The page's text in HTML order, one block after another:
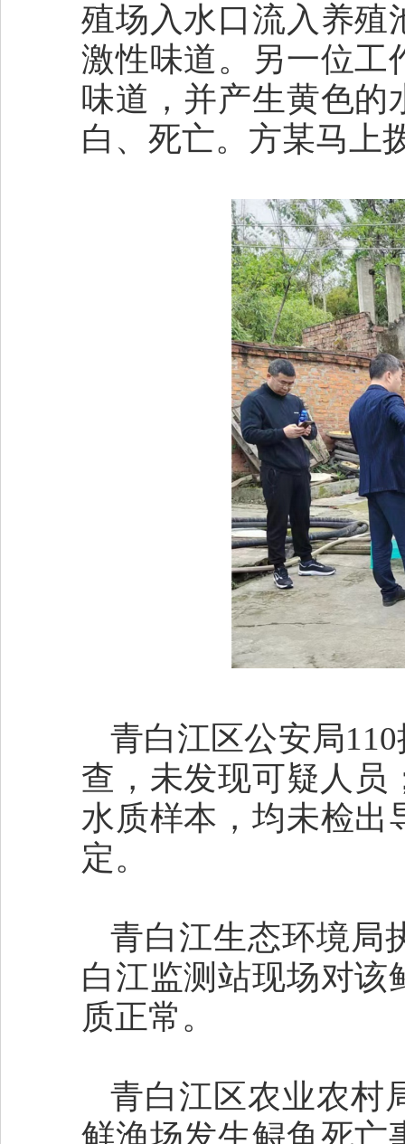
殖场入水口流入养殖
激性味道。另一位工
味道，并产生黄色的
白、死亡。方某马上
青白江区公安局
查，未发现可疑人员
水质样本，均未检出
定。
青白江生态环境局
白江监测站现场对该
质正常。
青白江区农业农村
鲜渔场发生鲟鱼死亡